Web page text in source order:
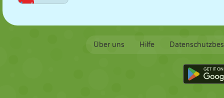
Über uns Hilfe